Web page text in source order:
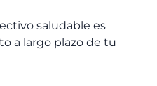
saludable es
a largo plazo de tu